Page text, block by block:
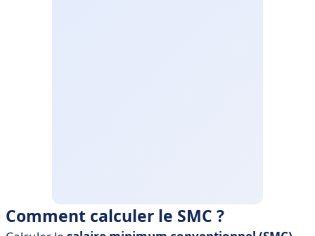
Comment calculer le SMC ?